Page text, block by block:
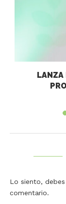
Lo siento,
comentario.